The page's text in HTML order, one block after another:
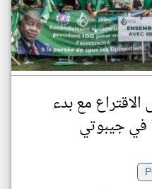
مع بدء
في جيبوتي